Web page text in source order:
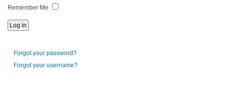
Remember Me
Forgot your password?
Forgot your username?